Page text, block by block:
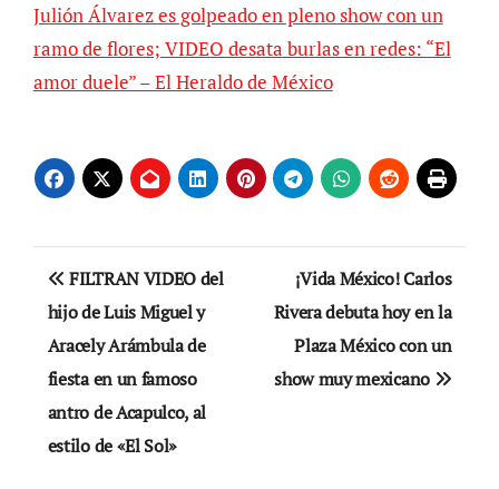
Julión Álvarez es golpeado en pleno show con un
ramo de flores; VIDEO desata burlas en redes: “El
amor duele” – El Heraldo de México
Navegación
de
entradas
FILTRAN VIDEO del
hijo de Luis Miguel y
Aracely Arámbula de
fiesta en un famoso
antro de Acapulco, al
estilo de «El Sol»
¡Vida México! Carlos
Rivera debuta hoy en la
Plaza México con un
show muy mexicano